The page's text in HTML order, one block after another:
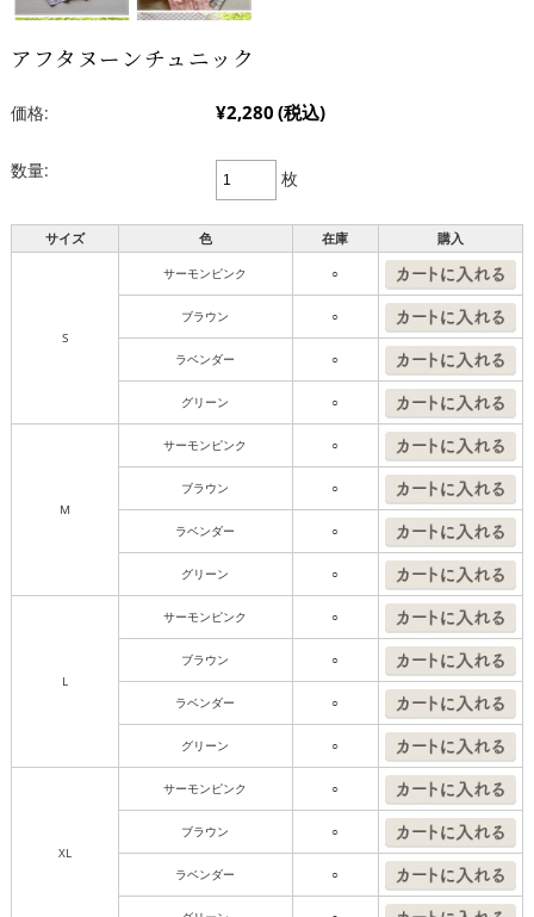
アフタヌーンチュニック
価格: ¥2,280(税込)
数量: 枚
サイズ 色 在庫 購入
S
サーモンピンク ○
ブラウン ○
ラベンダー ○
グリーン ○
M
サーモンピンク ○
ブラウン ○
ラベンダー ○
グリーン ○
L
サーモンピンク ○
ブラウン ○
ラベンダー ○
グリーン ○
XL
サーモンピンク ○
ブラウン ○
ラベンダー ○